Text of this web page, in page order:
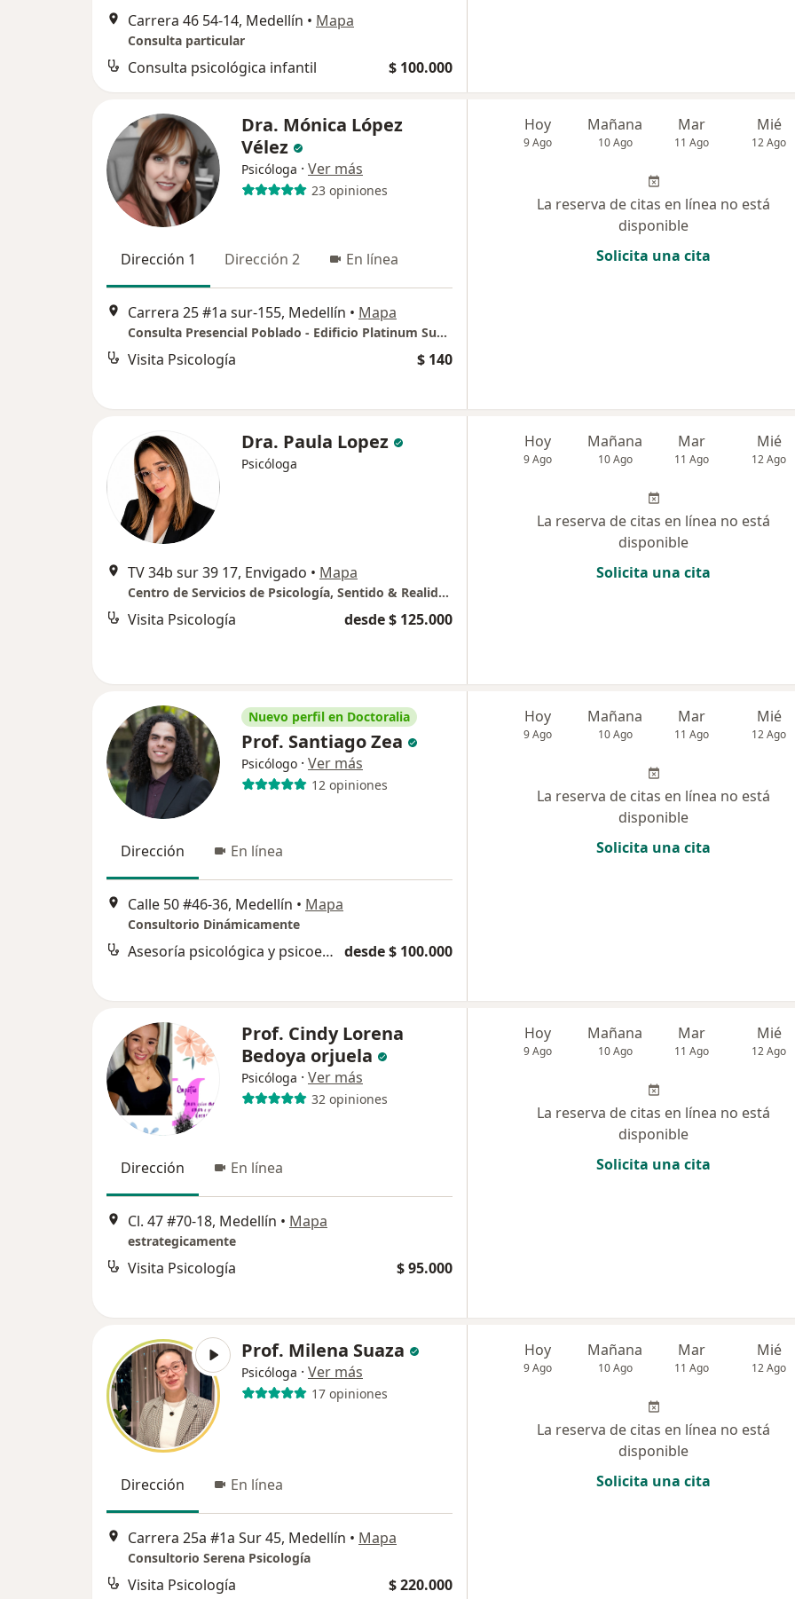
Carrera 46 54-14, Medellín • Mapa
Consulta particular
Consulta psicológica infantil $ 100.000
Dra. Mónica López
Vélez
Psicóloga · Ver más
23 opiniones
Dirección 1 Dirección 2 En línea
Carrera 25 #1a sur-155, Medellín • Mapa
Consulta Presencial Poblado - Edificio Platinum Superior
Visita Psicología $ 140
Hoy
9 Ago
Mañana
10 Ago
Mar
11 Ago
Mié
12 Ago
La reserva de citas en línea no está
disponible
Solicita una cita
Dra. Paula Lopez
Psicóloga
TV 34b sur 39 17, Envigado • Mapa
Centro de Servicios de Psicología, Sentido & Realidad
Visita Psicología desde $ 125.000
Hoy
9 Ago
Mañana
10 Ago
Mar
11 Ago
Mié
12 Ago
La reserva de citas en línea no está
disponible
Solicita una cita
Nuevo perfil en Doctoralia
Prof. Santiago Zea
Psicólogo · Ver más
12 opiniones
Dirección En línea
Calle 50 #46-36, Medellín • Mapa
Consultorio Dinámicamente
Asesoría psicológica y psicoeducación desde $ 100.000
Hoy
9 Ago
Mañana
10 Ago
Mar
11 Ago
Mié
12 Ago
La reserva de citas en línea no está
disponible
Solicita una cita
Prof. Cindy Lorena
Bedoya orjuela
Psicóloga · Ver más
32 opiniones
Dirección En línea
Cl. 47 #70-18, Medellín • Mapa
estrategicamente
Visita Psicología $ 95.000
Hoy
9 Ago
Mañana
10 Ago
Mar
11 Ago
Mié
12 Ago
La reserva de citas en línea no está
disponible
Solicita una cita
Prof. Milena Suaza
Psicóloga · Ver más
17 opiniones
Dirección En línea
Carrera 25a #1a Sur 45, Medellín • Mapa
Consultorio Serena Psicología
Visita Psicología $ 220.000
Hoy
9 Ago
Mañana
10 Ago
Mar
11 Ago
Mié
12 Ago
La reserva de citas en línea no está
disponible
Solicita una cita